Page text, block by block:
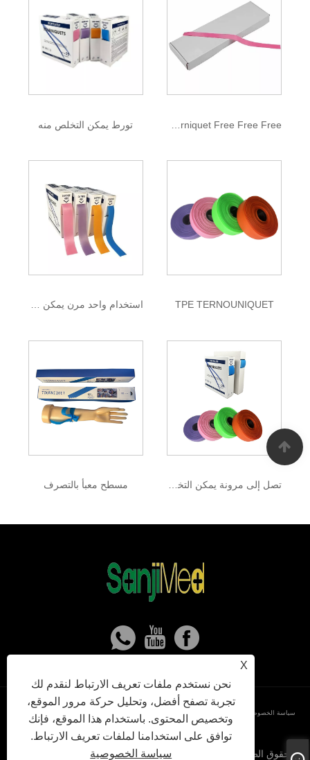
تورط يمكن التخلص منه
استخدام واحد مرن يمكن التخلص منه TPE TERNOUNIQUET
مسطح معبأ بالتصرف تصل إلى مرونة يمكن التخلص منها
X
نحن نستخدم ملفات تعريف الارتباط لنقدم لك
تجربة تصفح أفضل، وتحليل حركة مرور الموقع،
وتخصيص المحتوى. باستخدام هذا الموقع، فإنك
توافق على استخدامنا لملفات تعريف الارتباط.
سياسة الخصوصية
Links Sitemap سياسة الخصوصية
حقوق الطبع والنشر © 2024 شركة باودينغ سانجي لتكنولوجيا الأجهزة